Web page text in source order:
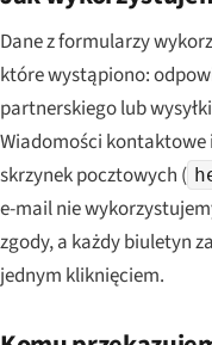
Dane z formularzy
które wystąpiono:
partnerskiego lub
Wiadomości
skrzynek pocztowych (
e-mail nie
zgody, a każdy biuletyn
jednym kliknięciem.